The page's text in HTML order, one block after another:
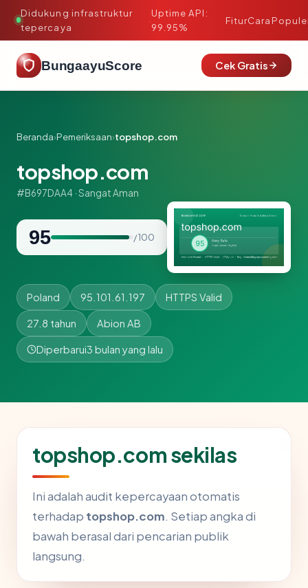
Didukung infrastruktur
tepercaya
·
Uptime API:
99.95%
FiturCara
BungaayuScore Cek Gratis
Beranda›Pemeriksaan›topshop.com
topshop.com
#B697DAA4 · Sangat Aman
95 / 100
Poland 95.101.61.197 HTTPS Valid
27.8 tahun Abion AB
Diperbarui3 bulan yang lalu
topshop.com sekilas
Ini adalah audit kepercayaan otomatis
terhadap topshop.com. Setiap angka di
bawah berasal dari pencarian publik
langsung.